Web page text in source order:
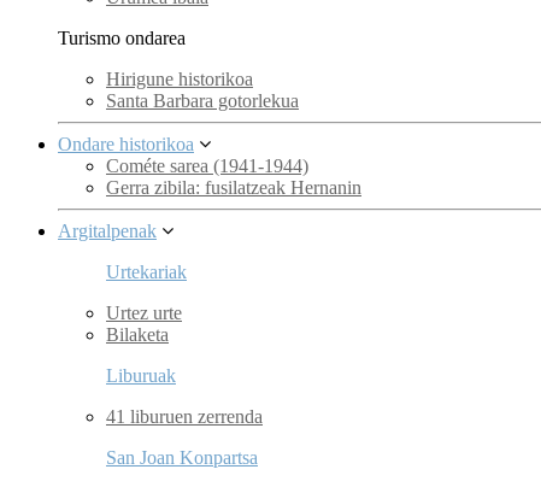
Turismo ondarea
Hirigune historikoa
Santa Barbara gotorlekua
Ondare historikoa
Cométe sarea (1941-1944)
Gerra zibila: fusilatzeak Hernanin
Argitalpenak
Urtekariak
Urtez urte
Bilaketa
Liburuak
41 liburuen zerrenda
San Joan Konpartsa